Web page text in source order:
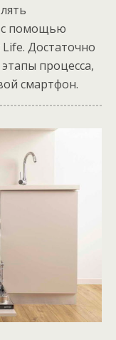
помощью
Достаточно
процесса,
смартфон.